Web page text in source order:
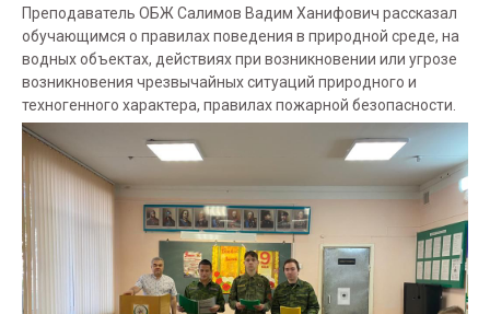
Преподаватель ОБЖ Салимов Вадим Ханифович рассказал
обучающимся о правилах поведения в природной среде, на
водных объектах, действиях при возникновении или угрозе
возникновения чрезвычайных ситуаций природного и
техногенного характера, правилах пожарной безопасности.